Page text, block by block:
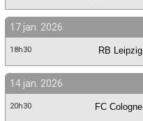
17 jan. 2026
18h30 RB Leipzig
14 jan. 2026
20h30 FC Cologne